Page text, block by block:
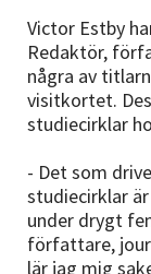
Victor Estby
Redaktör,
några av
visitkortet.
studiecirklar
- Det som
studiecirklar
under drygt
författare,
lär jag mig